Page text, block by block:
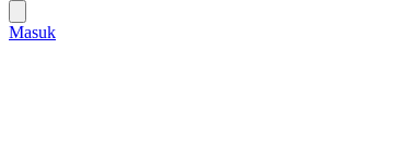
Masuk